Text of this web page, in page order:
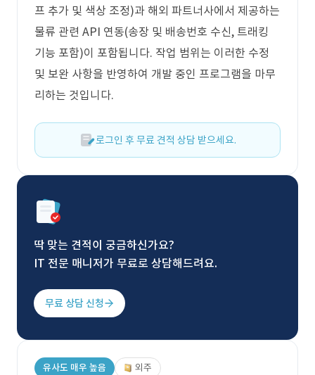
프 추가 및 색상 조정)과 해외 파트너사에서 제공하는
물류 관련 API 연동(송장 및 배송번호 수신, 트래킹
기능 포함)이 포함됩니다. 작업 범위는 이러한 수정
및 보완 사항을 반영하여 개발 중인 프로그램을 마무
리하는 것입니다.
로그인 후 무료 견적 상담 받으세요.
딱 맞는 견적이 궁금하신가요?
IT 전문 매니저가 무료로 상담해드려요.
무료 상담 신청
유사도 매우 높음 외주